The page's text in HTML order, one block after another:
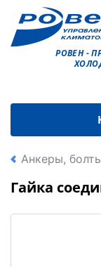
РОВЕН -
Анкеры,
Гайка